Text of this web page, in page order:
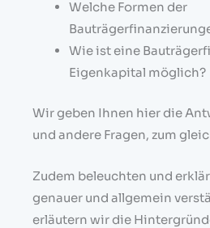
Welche Formen der
Wie ist eine
Eigenkapital möglich?
Wir geben Ihnen hier die
und andere Fragen, zum
Zudem beleuchten und
genauer und allgemein
erläutern wir die